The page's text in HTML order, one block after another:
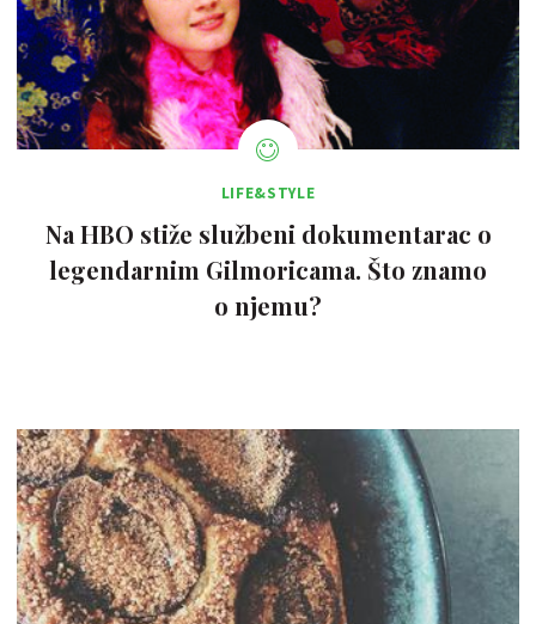
LIFE&STYLE
Na HBO stiže službeni dokumentarac o
legendarnim Gilmoricama. Što znamo
o njemu?